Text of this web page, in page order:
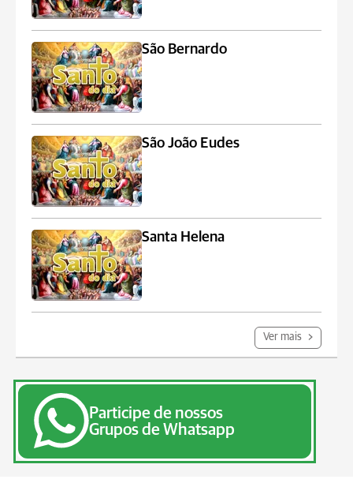
São Bernardo
São João Eudes
Santa Helena
Ver mais
Participe de nossos
Grupos de Whatsapp